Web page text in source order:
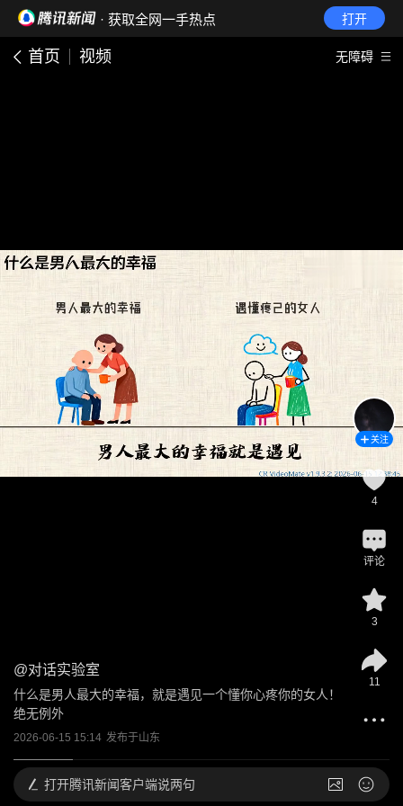
· 获取全网一手热点 打开
首页 视频 无障碍
@对话实验室
什么是男人最大的幸福，就是遇见一个懂你心疼你的女人！
绝无例外
2026-06-15 15:14 发布于山东
关注
4
评论
3
11
打开腾讯新闻客户端说两句